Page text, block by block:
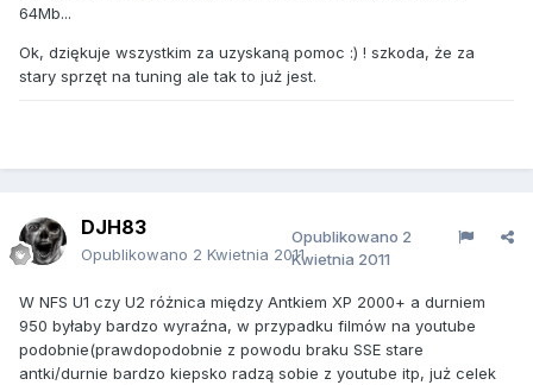
64Mb...
Ok, dziękuje wszystkim za uzyskaną pomoc :) ! szkoda, że za
stary sprzęt na tuning ale tak to już jest.
DJH83
Opublikowano 2 Kwietnia 2011
Opublikowano 2
Kwietnia 2011
W NFS U1 czy U2 różnica między Antkiem XP 2000+ a durniem
950 byłaby bardzo wyraźna, w przypadku filmów na youtube
podobnie(prawdopodobnie z powodu braku SSE stare
antki/durnie bardzo kiepsko radzą sobie z youtube itp, już celek